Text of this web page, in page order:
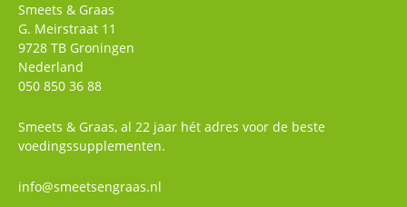
Smeets & Graas
G. Meirstraat 11
9728 TB Groningen
Nederland
050 850 36 88
Smeets & Graas, al 22 jaar hét adres voor de beste
voedingssupplementen.
info@smeetsengraas.nl